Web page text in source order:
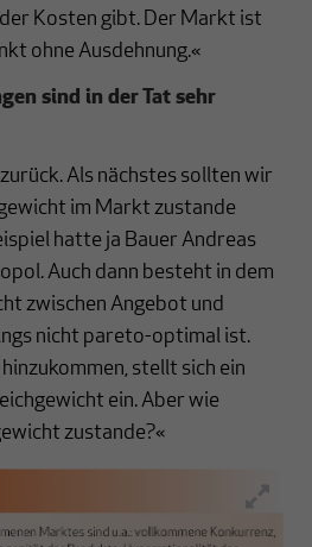
Kosten gibt. Der Markt ist
ohne Ausdehnung.«
sind in der Tat sehr
Als nächstes sollten wir
im Markt zustande
hatte ja Bauer Andreas
Auch dann besteht in dem
zwischen Angebot und
nicht pareto-optimal ist.
stellt sich ein
ein. Aber wie
zustande?«